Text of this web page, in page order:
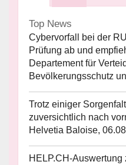
Top News
Cybervorfall bei der
Prüfung ab und
Departement für
Bevölkerungsschutz
Trotz einiger
zuversichtlich nach
Helvetia Baloise,
HELP.CH-Auswertung